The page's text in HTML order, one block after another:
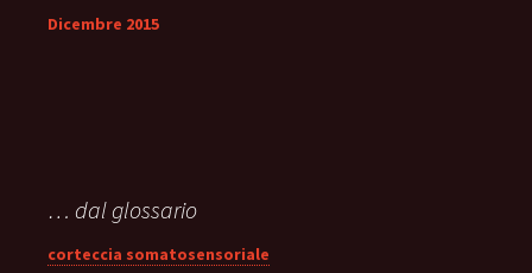
Dicembre 2015
… dal glossario
corteccia somatosensoriale